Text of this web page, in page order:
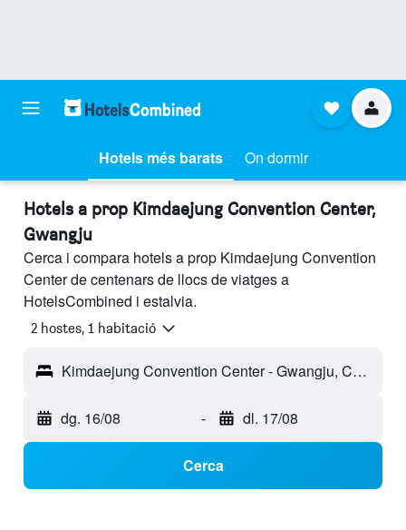
Hotels més barats On dormir
Hotels a prop Kimdaejung Convention Center,
Gwangju
Cerca i compara hotels a prop Kimdaejung Convention
Center de centenars de llocs de viatges a
HotelsCombined i estalvia.
2 hostes, 1 habitació
Kimdaejung Convention Center - Gwangju, Corea del Sud
dg. 16/08 - dl. 17/08
Cerca